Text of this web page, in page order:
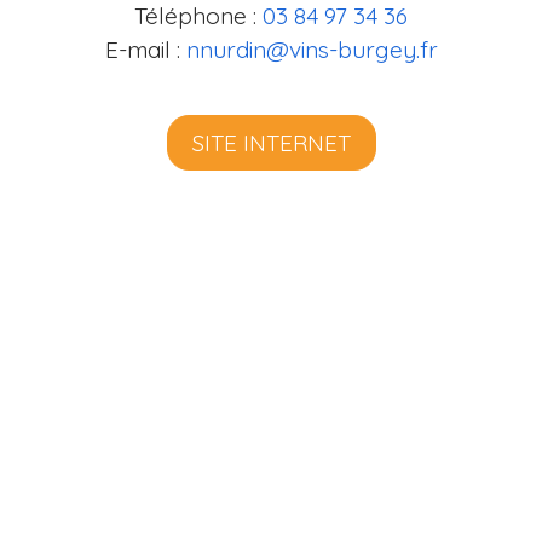
Téléphone : 03 84 97 34 36
E-mail : nnurdin@vins-burgey.fr
SITE INTERNET